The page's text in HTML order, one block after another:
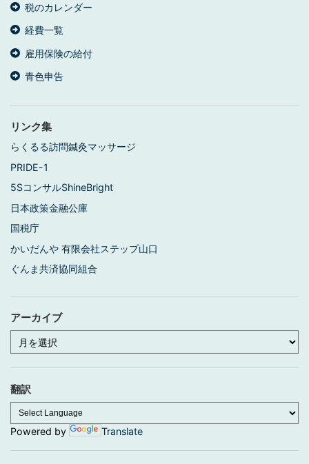
税のカレンダー
経費一覧
雇用保険の給付
青色申告
リンク集
らくるる訪問鍼灸マッサージ
PRIDE-1
5SコンサルShineBright
日本政策金融公庫
国税庁
かいだんや 有限会社ステップ山口
ぐんま共済協同組合
アーカイブ
ア
ー
カ
イ
翻訳
Powered by Translate